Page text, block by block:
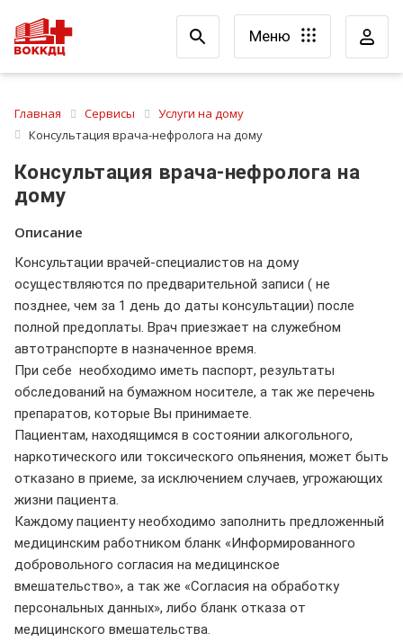
Меню
Главная Сервисы
Услуги на дому
Консультация врача-нефролога на дому
Консультация врача-нефролога на
дому
Описание
Консультации врачей-специалистов на дому
осуществляются по предварительной записи ( не
позднее, чем за 1 день до даты консультации) после
полной предоплаты. Врач приезжает на служебном
автотранспорте в назначенное время.
При себе необходимо иметь паспорт, результаты
обследований на бумажном носителе, а так же перечень
препаратов, которые Вы принимаете.
Пациентам, находящимся в состоянии алкогольного,
наркотического или токсического опьянения, может быть
отказано в приеме, за исключением случаев, угрожающих
жизни пациента.
Каждому пациенту необходимо заполнить предложенный
медицинским работником бланк «Информированного
добровольного согласия на медицинское
вмешательство», а так же «Согласия на обработку
персональных данных», либо бланк отказа от
медицинского вмешательства.